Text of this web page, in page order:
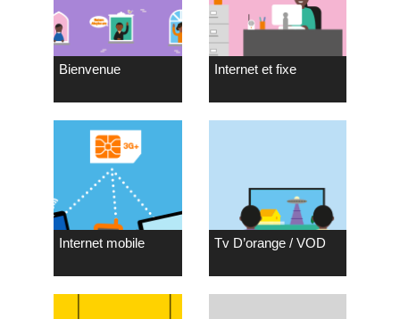
Bienvenue Internet et fixe
Internet mobile Tv D’orange / VOD